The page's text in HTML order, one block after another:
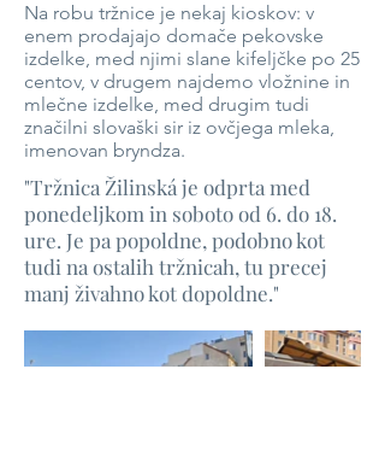
Na robu tržnice je nekaj kioskov: v
enem prodajajo domače pekovske
izdelke, med njimi slane kifeljčke po 25
centov, v drugem najdemo vložnine in
mlečne izdelke, med drugim tudi
značilni slovaški sir iz ovčjega mleka,
imenovan bryndza.
"Tržnica Žilinská je odprta med
ponedeljkom in soboto od 6. do 18.
ure. Je pa popoldne, podobno kot
tudi na ostalih tržnicah, tu precej
manj živahno kot dopoldne."